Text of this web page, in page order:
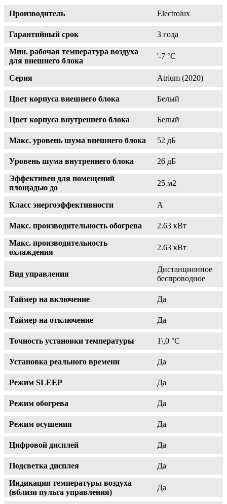
Производитель Electrolux
Гарантийный срок
3 года
Мин. рабочая температура воздуха
для внешнего блока
'-7 °С
Серия Atrium (2020)
Цвет корпуса внешнего блока Белый
Цвет корпуса внутреннего блока Белый
Макс. уровень шума внешнего блока 52 дБ
Уровень шума внутреннего блока
26 дБ
Эффективен для помещений
площадью до
25 м2
Класс энергоэффективности A
Макс. производительность обогрева
2.63 кВт
Макс. производительность
охлаждения
2.63 кВт
Вид управления
Дистанционное
беспроводное
Таймер на включение Да
Таймер на отключение Да
Точность установки температуры 1\,0 °С
Установка реального времени Да
Режим SLEEP Да
Режим обогрева Да
Режим осушения Да
Цифровой дисплей Да
Подсветка дисплея
Да
Индикация температуры воздуха
(вблизи пульта управления)
Да